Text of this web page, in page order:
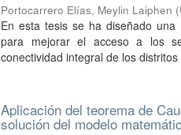
Portocarrero Elías, Meylin Laiphen (
En esta tesis se ha diseñado
para mejorar el acceso a los
conectividad integral de los distritos
Aplicación del teorema de
solución del modelo